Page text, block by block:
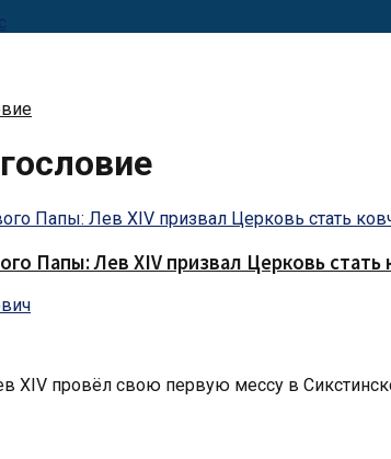
Папы: Лев XIV призвал Церковь стать
XIV провёл свою первую мессу в